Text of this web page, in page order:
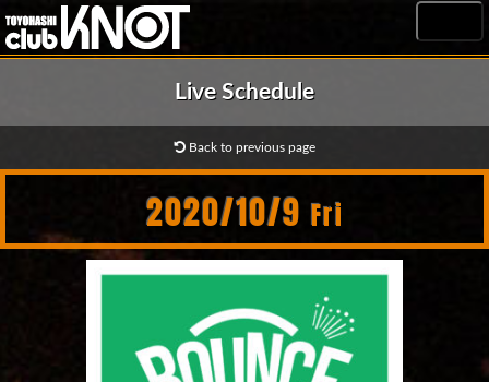
Live Schedule
Back to previous page
2020/10/9 Fri